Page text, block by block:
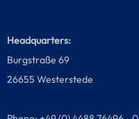
Headquarters:
Burgstraße 69
26655 Westerstede